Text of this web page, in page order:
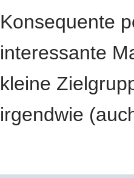
Konsequente
interessante
kleine
irgendwie